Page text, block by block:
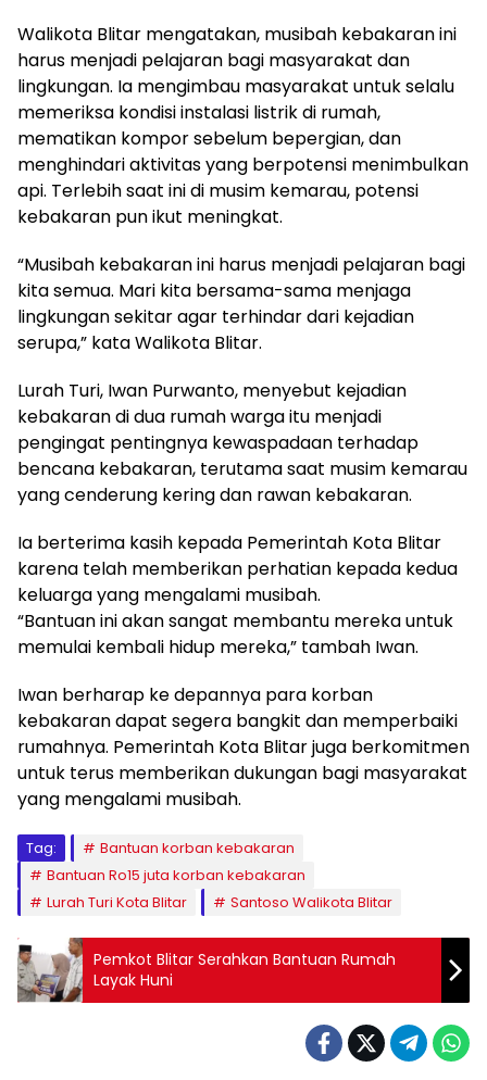
Walikota Blitar mengatakan, musibah kebakaran ini
harus menjadi pelajaran bagi masyarakat dan
lingkungan. Ia mengimbau masyarakat untuk selalu
memeriksa kondisi instalasi listrik di rumah,
mematikan kompor sebelum bepergian, dan
menghindari aktivitas yang berpotensi menimbulkan
api. Terlebih saat ini di musim kemarau, potensi
kebakaran pun ikut meningkat.
“Musibah kebakaran ini harus menjadi pelajaran bagi
kita semua. Mari kita bersama-sama menjaga
lingkungan sekitar agar terhindar dari kejadian
serupa,” kata Walikota Blitar.
Lurah Turi, Iwan Purwanto, menyebut kejadian
kebakaran di dua rumah warga itu menjadi
pengingat pentingnya kewaspadaan terhadap
bencana kebakaran, terutama saat musim kemarau
yang cenderung kering dan rawan kebakaran.
Ia berterima kasih kepada Pemerintah Kota Blitar
karena telah memberikan perhatian kepada kedua
keluarga yang mengalami musibah.
“Bantuan ini akan sangat membantu mereka untuk
memulai kembali hidup mereka,” tambah Iwan.
Iwan berharap ke depannya para korban
kebakaran dapat segera bangkit dan memperbaiki
rumahnya. Pemerintah Kota Blitar juga berkomitmen
untuk terus memberikan dukungan bagi masyarakat
yang mengalami musibah.
Tag:
Bantuan korban kebakaran
Bantuan Ro15 juta korban kebakaran
Lurah Turi Kota Blitar
Santoso Walikota Blitar
Pemkot Blitar Serahkan Bantuan Rumah
Layak Huni